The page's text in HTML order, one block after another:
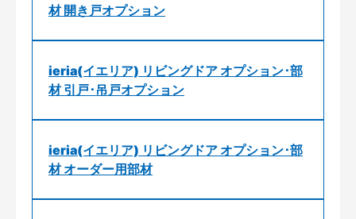
材 開き戸オプション
ieria(イエリア) リビングドア オプション･部
材 引戸･吊戸オプション
ieria(イエリア) リビングドア オプション･部
材 オーダー用部材